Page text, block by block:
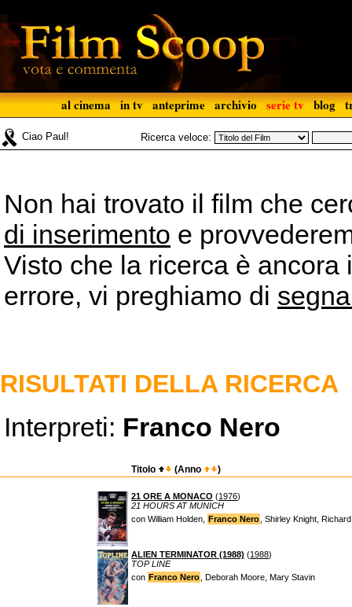
al cinema in tv anteprime archivio serie tv blog
Ciao Paul! Ricerca veloce:
Non hai trovato il film che
di inserimento e
Visto che la ricerca è
errore, vi preghiamo di
RISULTATI DELLA RICERCA
Interpreti: Franco Nero
Titolo (Anno )
21 ORE A MONACO (1976)
21 HOURS AT MUNICH
con William Holden, Franco Nero , Shirley Knight,
ALIEN TERMINATOR (1988) (1988)
TOP LINE
con Franco Nero , Deborah Moore, Mary Stavin